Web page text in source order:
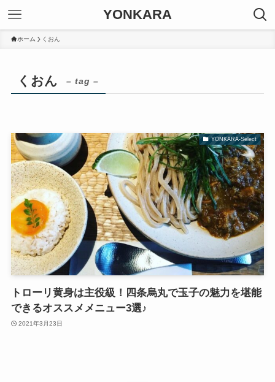
YONKARA
ホーム くおん
くおん – tag –
YONKARA-Select
トローリ黄身は主役級！四条烏丸で玉子の魅力を堪能
できるオススメメニュー3選♪
2021年3月23日